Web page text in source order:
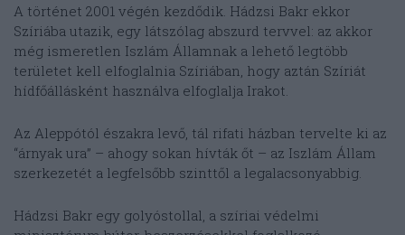
A történet 2001 végén kezdődik. Hádzsi Bakr ekkor
Szíriába utazik, egy látszólag abszurd tervvel: az akkor
még ismeretlen Iszlám Államnak a lehető legtöbb
területet kell elfoglalnia Szíriában, hogy aztán Szíriát
hídfőállásként használva elfoglalja Irakot.
Az Aleppótól északra levő, tál rifati házban tervelte ki az
“árnyak ura” – ahogy sokan hívták őt – az Iszlám Állam
szerkezetét a legfelsőbb szinttől a legalacsonyabbig.
Hádzsi Bakr egy golyóstollal, a szíriai védelmi